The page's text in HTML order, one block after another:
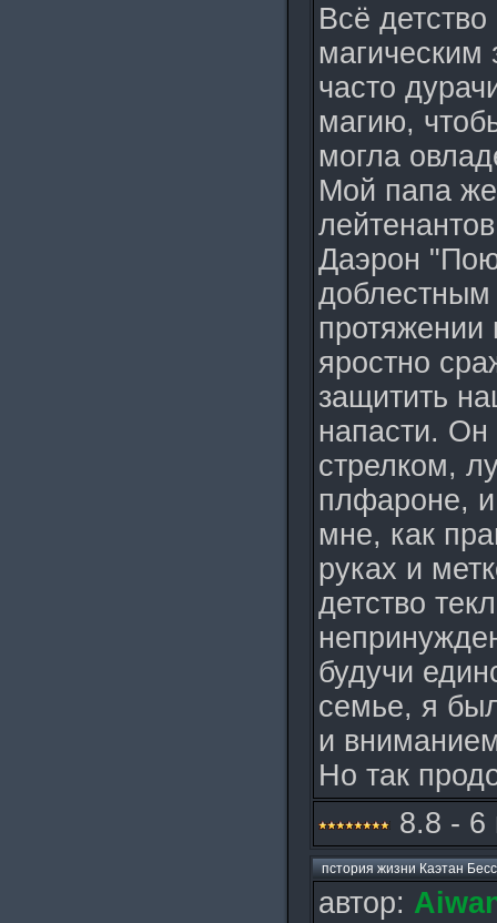
Всё
часто
магию,
могла
Мой папа
Даэрон
протяжении
яростно
защитить
напасти.
стрелком,
плфароне,
мне, как
руках и
детство
будучи
семье, я
и
Но так
8.8 - 6
пстория жизни Каэтан
автор: